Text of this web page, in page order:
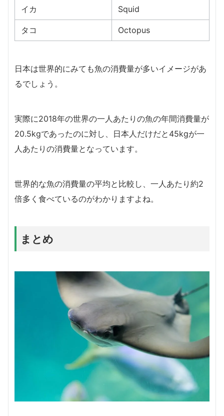
イカ Squid
タコ Octopus
日本は世界的にみても魚の消費量が多いイメージがあ
るでしょう。
実際に2018年の世界の一人あたりの魚の年間消費量が
20.5kgであったのに対し、日本人だけだと45kgが一
人あたりの消費量となっています。
世界的な魚の消費量の平均と比較し、一人あたり約2
倍多く食べているのがわかりますよね。
まとめ